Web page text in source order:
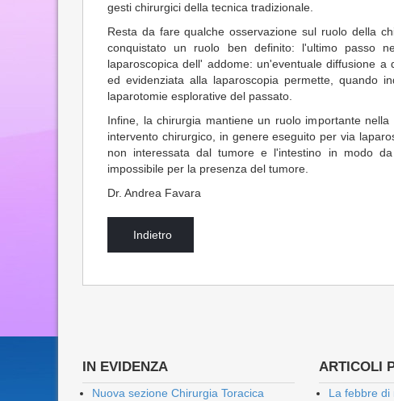
gesti chirurgici della tecnica tradizionale.
Resta da fare qualche osservazione sul ruolo della
conquistato un ruolo ben definito: l'ultimo passo
laparoscopica dell' addome: un'eventuale diffusione
ed evidenziata alla laparoscopia permette, quando
laparotomie esplorative del passato.
Infine, la chirurgia mantiene un ruolo importante
intervento chirurgico, in genere eseguito per via
non interessata dal tumore e l'intestino in modo
impossibile per la presenza del tumore.
Dr. Andrea Favara
Indietro
IN EVIDENZA
Nuova sezione Chirurgia Toracica
ARTICOLI
La febbre di